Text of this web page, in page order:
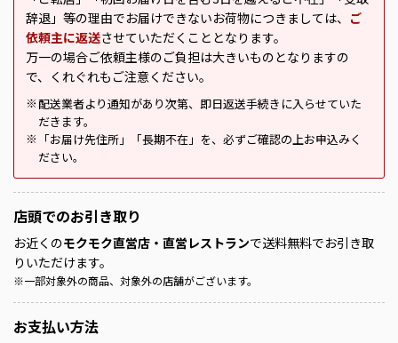
辞退」等の理由でお届けできないお荷物につきましては、 ご
依頼主に返送させていただくこととなります。
万一の場合ご依頼主様のご負担は大きいものとなりますの
で、くれぐれもご注意ください。
※ 配送業者より通知があり次第、即日返送手続きに入らせていた
だきます。
※
「お届け先住所」「長期不在」を、必ずご確認の上お申込みく
ださい。
店頭でのお引き取り
お近くのモクモク直営店・直営レストランで送料無料でお引き取
りいただけます。
※一部対象外の商品、対象外の店舗がございます。
お支払い方法